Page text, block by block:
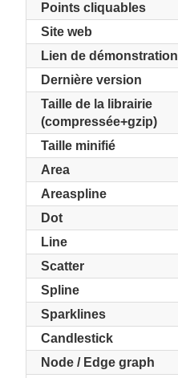
Points cliquables
Site web
Lien de démonstration
Dernière version
Taille de la librairie
(compressée+gzip)
Taille minifié
Area
Areaspline
Dot
Line
Scatter
Spline
Sparklines
Candlestick
Node / Edge graph